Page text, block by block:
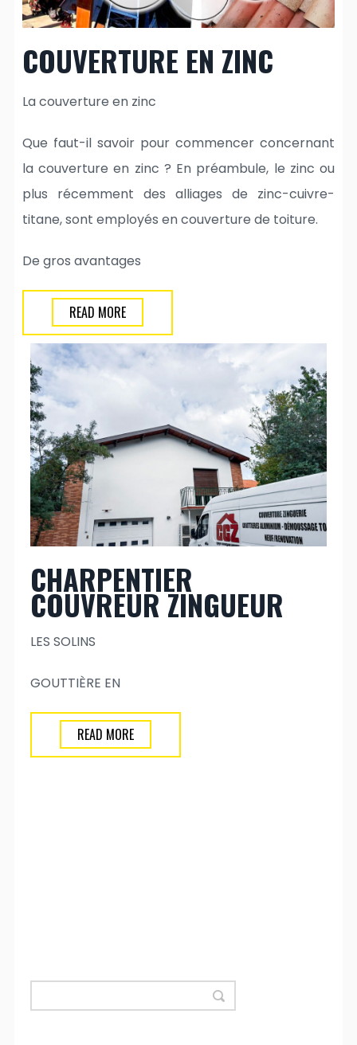
COUVERTURE EN ZINC
La couverture en zinc
Que faut-il savoir pour commencer concernant
la couverture en zinc ? En préambule, le zinc ou
plus récemment des alliages de zinc-cuivre-
titane, sont employés en couverture de toiture.
De gros avantages
READ MORE
CHARPENTIER
COUVREUR ZINGUEUR
LES SOLINS
GOUTTIÈRE EN
READ MORE